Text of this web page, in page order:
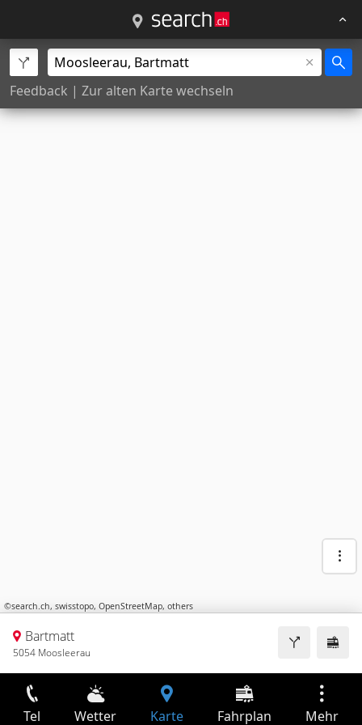
Feedback | Zur alten Karte wechseln
©search.ch, swisstopo, OpenStreetMap, others
Bartmatt
5054 Moosleerau
Tel Wetter Karte Fahrplan Mehr